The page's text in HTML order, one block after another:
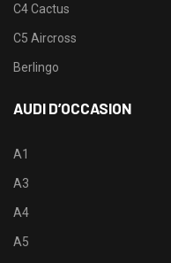
C4 Cactus
C5 Aircross
Berlingo
AUDI D’OCCASION
A1
A3
A4
A5